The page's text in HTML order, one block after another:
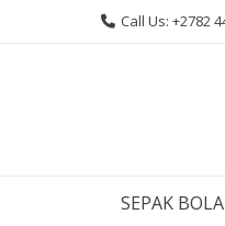
Call Us: +2782
SEPAK BOLA